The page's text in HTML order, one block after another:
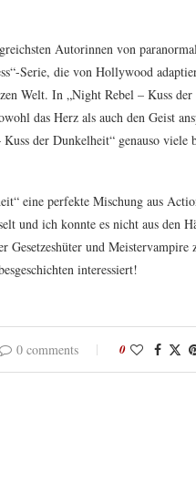
Autorinnen von
Serie, die von Hollywood
Welt. In „Night Rebel – Kuss
das Herz als auch den Geist
der Dunkelheit“ genauso
eine perfekte Mischung aus
und ich konnte es nicht aus den
Gesetzeshüter und
interessiert!
0 comments 0